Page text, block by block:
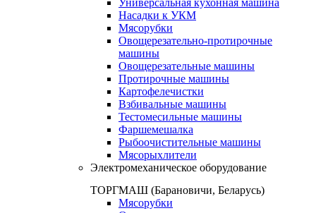
Универсальная кухонная машина
Насадки к УКМ
Мясорубки
Овощерезательно-протирочные
машины
Овощерезательные машины
Протирочные машины
Картофелечистки
Взбивальные машины
Тестомесильные машины
Фаршемешалка
Рыбоочистительные машины
Мясорыхлители
Электромеханическое оборудование
ТОРГМАШ (Барановичи, Беларусь)
Мясорубки